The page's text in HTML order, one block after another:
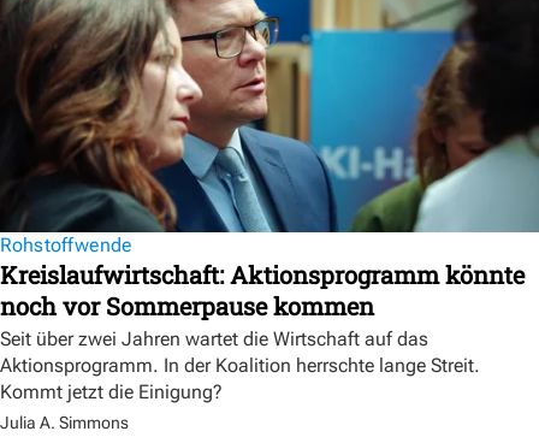
Rohstoffwende
Kreislaufwirtschaft: Aktionsprogramm könnte
noch vor Sommerpause kommen
Seit über zwei Jahren wartet die Wirtschaft auf das
Aktionsprogramm. In der Koalition herrschte lange Streit.
Kommt jetzt die Einigung?
Julia A. Simmons